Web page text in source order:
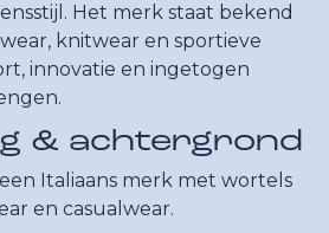
Het merk staat bekend
knitwear en sportieve
innovatie en ingetogen
& achtergrond
Italiaans merk met wortels
en casualwear.